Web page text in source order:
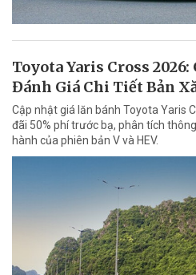
Toyota Yaris Cross
Đánh Giá Chi Tiết Bản
Cập nhật giá lăn bánh Toyota Yaris
đãi 50% phí trước bạ, phân tích
hành của phiên bản V và HEV.